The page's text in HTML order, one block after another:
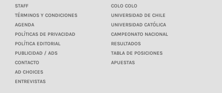
STAFF
TÉRMINOS Y CONDICIONES
AGENDA
POLÍTICAS DE PRIVACIDAD
POLÍTICA EDITORIAL
PUBLICIDAD / ADS
CONTACTO
AD CHOICES
ENTREVISTAS
COLO COLO
UNIVERSIDAD DE CHILE
UNIVERSIDAD CATÓLICA
CAMPEONATO NACIONAL
RESULTADOS
TABLA DE POSICIONES
APUESTAS